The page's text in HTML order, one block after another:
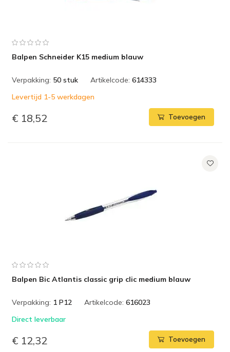
Balpen Schneider K15 medium blauw
Verpakking: 50 stuk Artikelcode: 614333
Levertijd 1-5 werkdagen
€ 18,52 Toevoegen
Balpen Bic Atlantis classic grip clic medium blauw
Verpakking: 1 P12 Artikelcode: 616023
Direct leverbaar
€ 12,32 Toevoegen